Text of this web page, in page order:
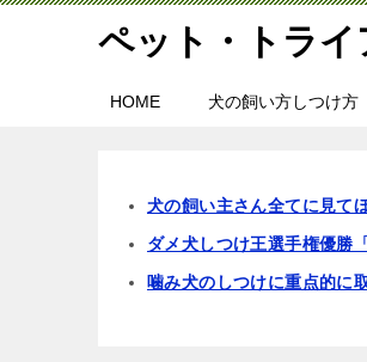
ペット・トラ
HOME 犬の飼い方しつけ方
犬の飼い主さん全てに見て
ダメ犬しつけ王選手権優勝
噛み犬のしつけに重点的に